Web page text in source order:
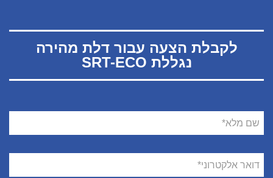
לקבלת הצעה עבור דלת מהירה
נגללת SRT-ECO